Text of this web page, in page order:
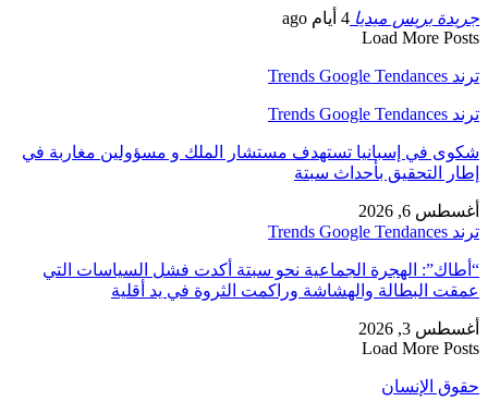
جريدة بريس ميديا 4 أيام ago
Load More Posts
ترند Trends Google Tendances
ترند Trends Google Tendances
شكوى في إسبانيا تستهدف مستشار الملك و مسؤولين مغاربة في
إطار التحقيق بأحداث سبتة
أغسطس 6, 2026
ترند Trends Google Tendances
“أطاك”: الهجرة الجماعية نحو سبتة أكدت فشل السياسات التي
عمقت البطالة والهشاشة وراكمت الثروة في يد أقلية
أغسطس 3, 2026
Load More Posts
حقوق الإنسان